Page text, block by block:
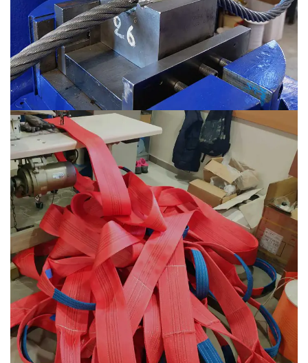
Πρεσάρισμα συρματόσχοινου
Ίσως η πιο σημαντική ενέργεια που επιδέχεται ένα
συρματόσχοινο είναι αυτή του πρεσσαρίσματος...